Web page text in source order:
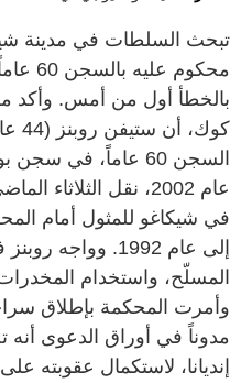
تبحث السلطات في مدينة
بالخطأ أول من أمس. وأكد
السجن ‬60 عاماً، في
عام ‬2002، نقل
في شيكاغو للمثول أمام
إلى عام ‬1992.
المسلّح، واستخدام
وأمرت المحكمة بإطلاق
مدوناً في أوراق الدعوى
إنديانا، لاستكمال عقوبته